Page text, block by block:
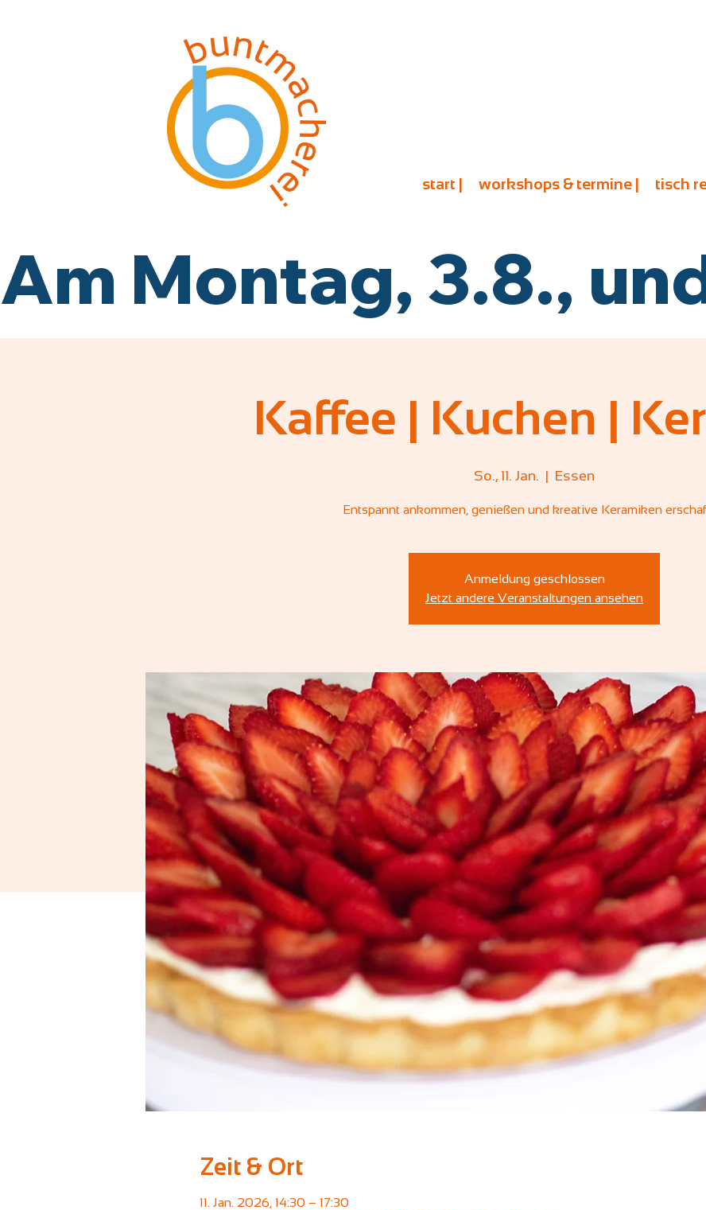
start | workshops & termine | tisch
Am Montag, 3.8.,
Kaffee | Kuchen |
So., 11. Jan.
  |
Essen
Entspannt ankommen, genießen und kreative Keramiken
Anmeldung geschlossen
Jetzt andere Veranstaltungen ansehen
Zeit & Ort
11. Jan. 2026, 14:30 – 17:30